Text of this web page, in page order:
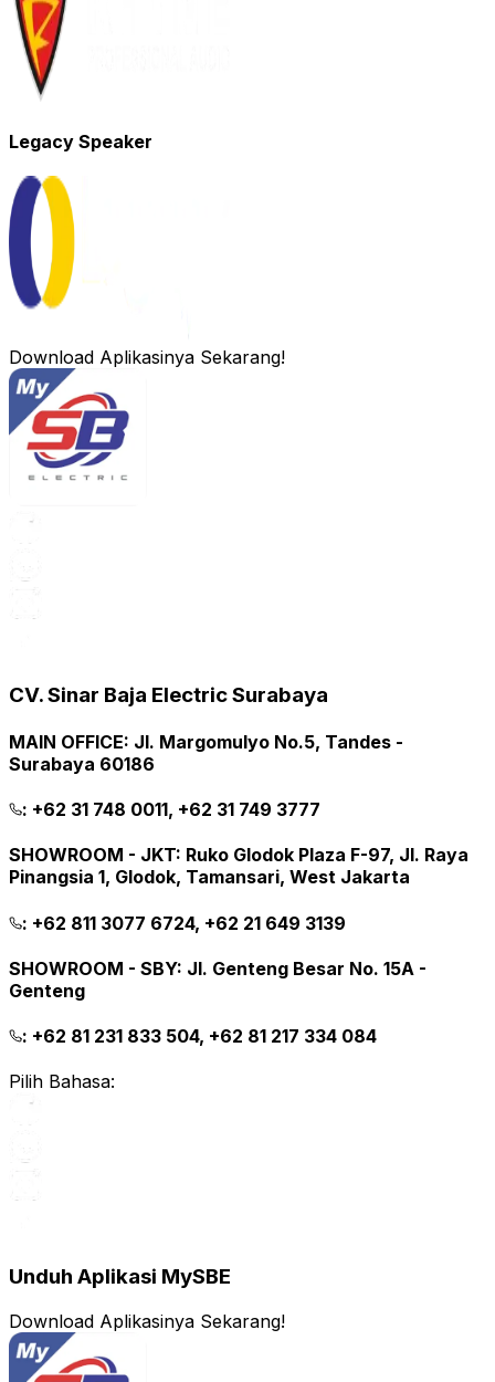
Legacy Speaker
Download Aplikasinya Sekarang!
CV. Sinar Baja Electric Surabaya
MAIN OFFICE: Jl. Margomulyo No.5, Tandes -
Surabaya 60186
: +62 31 748 0011, +62 31 749 3777
SHOWROOM - JKT: Ruko Glodok Plaza F-97, Jl. Raya
Pinangsia 1, Glodok, Tamansari, West Jakarta
: +62 811 3077 6724, +62 21 649 3139
SHOWROOM - SBY: Jl. Genteng Besar No. 15A -
Genteng
: +62 81 231 833 504, +62 81 217 334 084
Pilih Bahasa:
Unduh Aplikasi MySBE
Download Aplikasinya Sekarang!